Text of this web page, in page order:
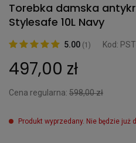
Torebka damska
Stylesafe 10L Navy
5.00 (1) Kod:
497,00 zł
Cena regularna: 598,00 zł
Produkt wyprzedany. Nie będzie już